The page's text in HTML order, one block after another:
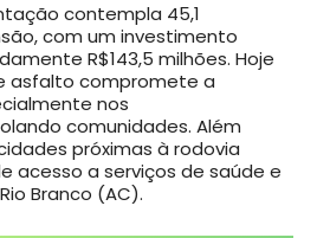
contempla 45,1
com um investimento
R$143,5 milhões. Hoje
asfalto compromete a
nos
comunidades. Além
próximas à rodovia
acesso a serviços de saúde e
Branco (AC).